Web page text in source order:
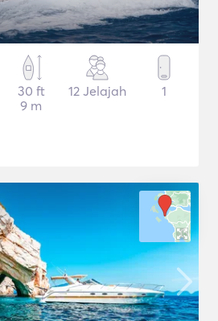
30 ft
9 m
12 Jelajah 1